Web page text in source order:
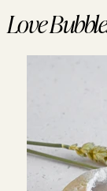
Love